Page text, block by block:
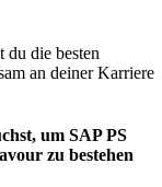
du die besten
an deiner Karriere
um SAP PS
zu bestehen